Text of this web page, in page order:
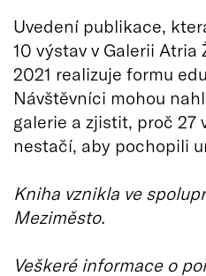
Uvedení publikace,
10 výstav v Galerii Atria
2021 realizuje formu
Návštěvníci mohou
galerie a zjistit, proč 27
nestačí, aby pochopili
Kniha vznikla ve
Meziměsto.
Veškeré informace o